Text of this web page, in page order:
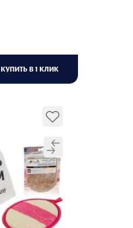
КУПИТЬ В 1 КЛИК